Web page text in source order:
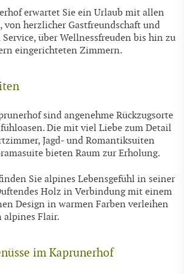
erwartet Sie ein Urlaub mit allen
herzlicher Gastfreundschaft und
über Wellnessfreuden bis hin zu
eingerichteten Zimmern.
sind angenehme Rückzugsorte
Die mit viel Liebe zum Detail
Jagd- und Romantiksuiten
bieten Raum zur Erholung.
Sie alpines Lebensgefühl in seiner
Holz in Verbindung mit einem
Design in warmen Farben verleihen
alpines Flair.
im Kaprunerhof